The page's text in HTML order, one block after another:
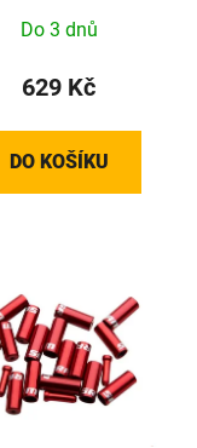
Do 3 dnů
629 Kč
DO KOŠÍKU